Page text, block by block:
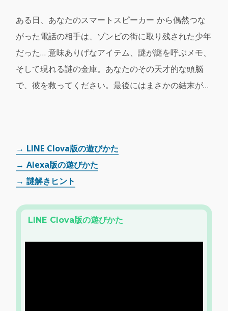
ある日、あなたのスマートスピーカー から偶然つな
がった電話の相手は、ゾンビの街に取り残された少年
だった… 意味ありげなアイテム、謎が謎を呼ぶメモ、
そして現れる謎の金庫。あなたのその天才的な頭脳
で、彼を救ってください。最後にはまさかの結末が…
→ LINE Clova版の遊びかた
→ Alexa版の遊びかた
→ 謎解きヒント
LINE Clova版の遊びかた